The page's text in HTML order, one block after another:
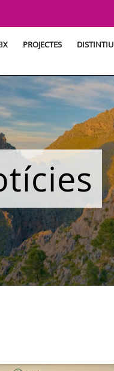
PROJECTES DISTINTIU